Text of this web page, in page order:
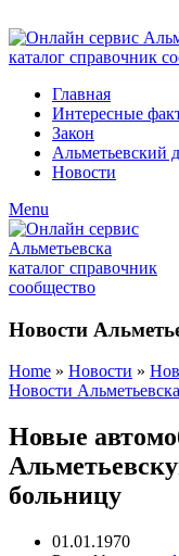
Главная
Интересные
Закон
Альметьевский
Новости
Menu
Новости
Home » Новости »
Новости Альметьевска
Новые
больницу
01.01.1970